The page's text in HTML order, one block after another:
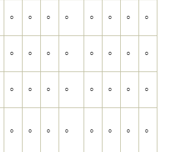
○ ○ ○ ○ ○ ○ ○ ○
○ ○ ○ ○ ○ ○ ○ ○
○ ○ ○ ○ ○ ○ ○ ○
○ ○ ○ ○ ○ ○ ○ ○